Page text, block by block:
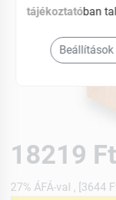
18219 Ft
27% ÁFÁ-val , [3644
tájékoztatóban